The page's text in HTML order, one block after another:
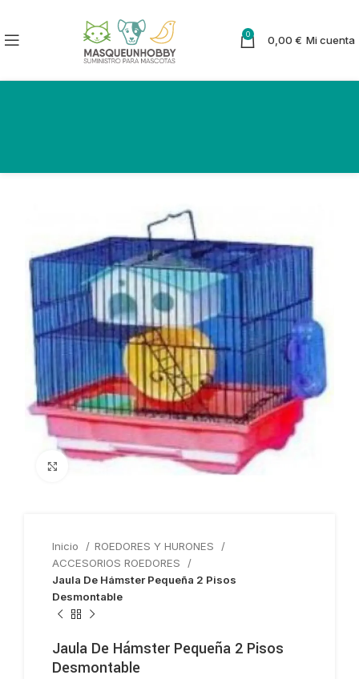
0 0,00 € Mi cuenta
Haga clic para ampliar
Inicio
ROEDORES Y HURONES
ACCESORIOS ROEDORES
Jaula De Hámster Pequeña 2 Pisos
Desmontable
Jaula De Hámster Pequeña 2 Pisos
Desmontable